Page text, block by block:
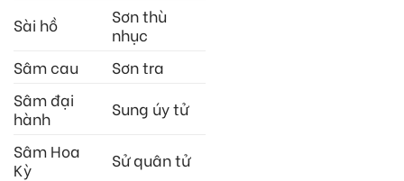
Sài hồ
Sơn thù
nhục
Sâm cau
Sơn tra
Sâm đại
hành
Sung úy tử
Sâm Hoa
Kỳ
Sử quân tử